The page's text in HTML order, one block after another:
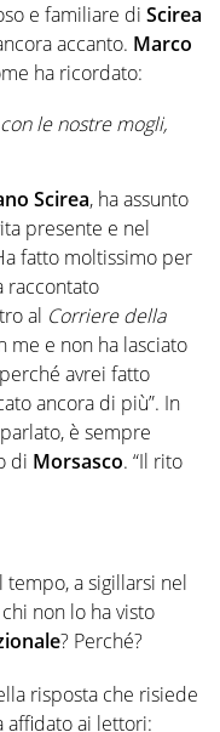
e familiare di Scirea
accanto. Marco
ha ricordato:
le nostre mogli,
Scirea, ha assunto
presente e nel
fatto moltissimo per
raccontato
al Corriere della
me e non ha lasciato
avrei fatto
ancora di più”. In
è sempre
di Morsasco. “Il rito
a sigillarsi nel
non lo ha visto
? Perché?
risposta che risiede
affidato ai lettori: